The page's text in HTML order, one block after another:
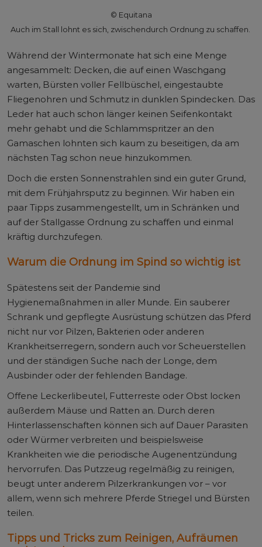
© Equitana
Auch im Stall lohnt es sich, zwischendurch Ordnung zu schaffen.
Während der Wintermonate hat sich eine Menge
angesammelt: Decken, die auf einen Waschgang
warten, Bürsten voller Fellbüschel, eingestaubte
Fliegenohren und Schmutz in dunklen Spindecken. Das
Leder hat auch schon länger keinen Seifenkontakt
mehr gehabt und die Schlammspritzer an den
Gamaschen lohnten sich kaum zu beseitigen, da am
nächsten Tag schon neue hinzukommen.
Doch die ersten Sonnenstrahlen sind ein guter Grund,
mit dem Frühjahrsputz zu beginnen. Wir haben ein
paar Tipps zusammengestellt, um in Schränken und
auf der Stallgasse Ordnung zu schaffen und einmal
kräftig durchzufegen.
Warum die Ordnung im Spind so wichtig ist
Spätestens seit der Pandemie sind
Hygienemaßnahmen in aller Munde. Ein sauberer
Schrank und gepflegte Ausrüstung schützen das Pferd
nicht nur vor Pilzen, Bakterien oder anderen
Krankheitserregern, sondern auch vor Scheuerstellen
und der ständigen Suche nach der Longe, dem
Ausbinder oder der fehlenden Bandage.
Offene Leckerlibeutel, Futterreste oder Obst locken
außerdem Mäuse und Ratten an. Durch deren
Hinterlassenschaften können sich auf Dauer Parasiten
oder Würmer verbreiten und beispielsweise
Krankheiten wie die periodische Augenentzündung
hervorrufen. Das Putzzeug regelmäßig zu reinigen,
beugt unter anderem Pilzerkrankungen vor – vor
allem, wenn sich mehrere Pferde Striegel und Bürsten
teilen.
Tipps und Tricks zum Reinigen, Aufräumen